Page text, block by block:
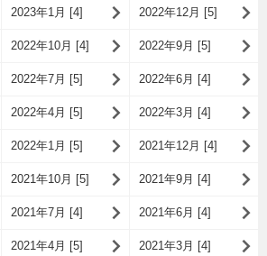
2023年1月 [4] 2022年12月 [5]
2022年10月 [4] 2022年9月 [5]
2022年7月 [5] 2022年6月 [4]
2022年4月 [5] 2022年3月 [4]
2022年1月 [5] 2021年12月 [4]
2021年10月 [5] 2021年9月 [4]
2021年7月 [4] 2021年6月 [4]
2021年4月 [5] 2021年3月 [4]